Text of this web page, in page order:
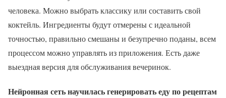
человека. Можно выбрать классику или составить свой
коктейль. Ингредиенты будут отмерены с идеальной
точностью, правильно смешаны и безупречно поданы, всем
процессом можно управлять из приложения. Есть даже
выездная версия для обслуживания вечеринок.
Нейронная сеть научилась генерировать еду по рецептам